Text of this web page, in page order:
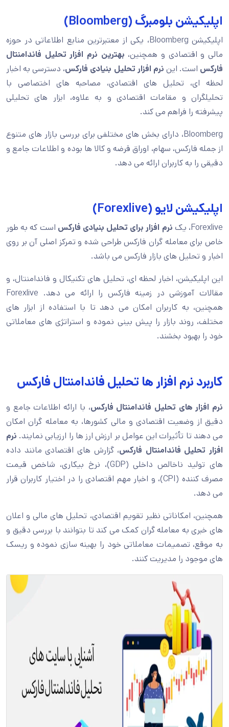
اپلیکیشن بلومبرگ (Bloomberg)
اپلیکیشن Bloomberg، یکی از معتبرترین منابع اطلاعاتی در حوزه
مالی و اقتصادی و همچنین، بهترین نرم افزار تحلیل فاندامنتال
فارکس است. این نرم افزار تحلیل بنیادی فارکس، دسترسی به اخبار
لحظه ای، تحلیل های اقتصادی، مصاحبه های اختصاصی با
تحلیلگران و مقامات اقتصادی و به علاوه، ابزار های تحلیلی
پیشرفته را فراهم می کند.
Bloomberg، دارای بخش های مختلفی برای بررسی بازار های متنوع
از جمله فارکس، سهام، اوراق قرضه و کالا ها بوده و اطلاعات جامع و
دقیقی را به کاربران ارائه می دهد.
اپلیکیشن لایو (Forexlive)
Forexlive، یک نرم افزار برای تحلیل بنیادی فارکس است که به طور
خاص برای معامله گران فارکس طراحی شده و تمرکز اصلی آن بر روی
اخبار و تحلیل های بازار فارکس می باشد.
این اپلیکیشن، اخبار لحظه ای، تحلیل های تکنیکال و فاندامنتال، و
مقالات آموزشی در زمینه فارکس را ارائه می دهد. Forexlive
همچنین، به کاربران امکان می دهد تا با استفاده از ابزار های
مختلف، روند بازار را پیش بینی نموده و استراتژی های معاملاتی
خود را بهبود بخشند.
کاربرد نرم افزار ها تحلیل فاندامنتال فارکس
نرم افزار های تحلیل فاندامنتال فارکس، با ارائه اطلاعات جامع و
دقیق از وضعیت اقتصادی و مالی کشورها، به معامله گران امکان
می دهند تا تأثیرات این عوامل بر ارزش ارز ها را ارزیابی نمایند. نرم
افزار تحلیل فاندامنتال فارکس، گزارش های اقتصادی مانند داده
های تولید ناخالص داخلی (GDP)، نرخ بیکاری، شاخص قیمت
مصرف کننده (CPI)، و اخبار مهم اقتصادی را در اختیار کاربران قرار
می دهد.
همچنین، امکاناتی نظیر تقویم اقتصادی، تحلیل های مالی و اعلان
های خبری به معامله گران کمک می کند تا بتوانند با بررسی دقیق و
به موقع، تصمیمات معاملاتی خود را بهینه سازی نموده و ریسک
های موجود را مدیریت کنند.